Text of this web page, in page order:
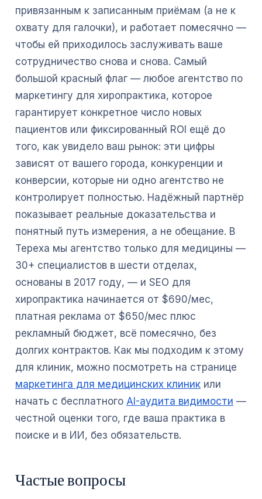
привязанным к записанным приёмам (а не к
охвату для галочки), и работает помесячно —
чтобы ей приходилось заслуживать ваше
сотрудничество снова и снова. Самый
большой красный флаг — любое агентство по
маркетингу для хиропрактика, которое
гарантирует конкретное число новых
пациентов или фиксированный ROI ещё до
того, как увидело ваш рынок: эти цифры
зависят от вашего города, конкуренции и
конверсии, которые ни одно агентство не
контролирует полностью. Надёжный партнёр
показывает реальные доказательства и
понятный путь измерения, а не обещание. В
Tepexa мы агентство только для медицины —
30+ специалистов в шести отделах,
основаны в 2017 году, — и SEO для
хиропрактика начинается от $690/мес,
платная реклама от $650/мес плюс
рекламный бюджет, всё помесячно, без
долгих контрактов. Как мы подходим к этому
для клиник, можно посмотреть на странице
маркетинга для медицинских клиник или
начать с бесплатного AI-аудита видимости —
честной оценки того, где ваша практика в
поиске и в ИИ, без обязательств.
Частые вопросы